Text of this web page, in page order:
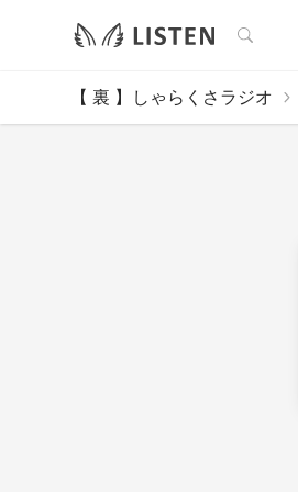
検索
【 裏 】しゃらくさラジオ